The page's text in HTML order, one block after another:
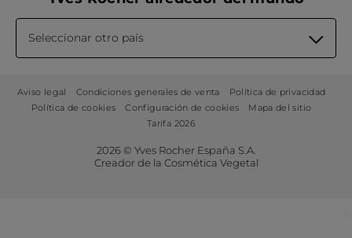
Seleccionar otro país
Aviso legal Condiciones generales de venta
Política de privacidad
Política de cookies
Configuración de cookies
Mapa del sitio
Tarifa 2026
2026 © Yves Rocher España S.A.
Creador de la Cosmética Vegetal